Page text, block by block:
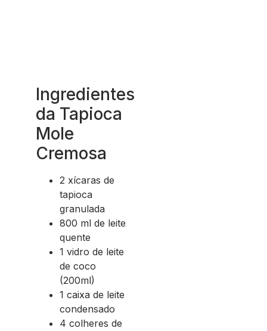
Ingredientes
da Tapioca
Mole
Cremosa
2 xícaras de
tapioca
granulada
800 ml de leite
quente
1 vidro de leite
de coco
(200ml)
1 caixa de leite
condensado
4 colheres de